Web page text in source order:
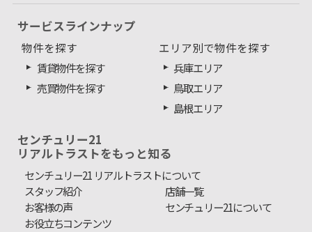
サービスラインナップ
物件を探す
賃貸物件を探す
売買物件を探す
エリア別で物件を探す
兵庫エリア
鳥取エリア
島根エリア
センチュリー21
リアルトラストをもっと知る
センチュリー21 リアルトラストについて
スタッフ紹介
店舗一覧
お客様の声
センチュリー21について
お役立ちコンテンツ